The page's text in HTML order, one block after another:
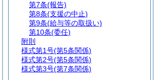
第7条(報告)
第8条(支援の中止)
第9条(給与等の取扱い)
第10条(委任)
附則
様式第1号(第5条関係)
様式第2号(第5条関係)
様式第3号(第7条関係)